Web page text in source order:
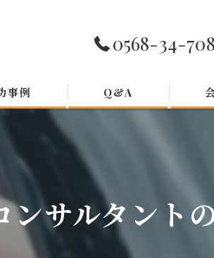
0568-34-
事例 Q&A
サルタント